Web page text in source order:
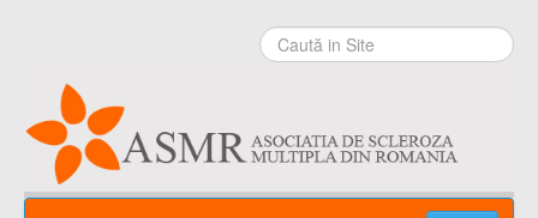
Sari la
navigare
Secţiuni